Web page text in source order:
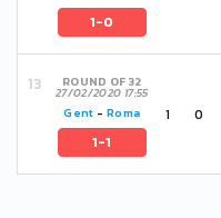
1-0
ROUND OF 32
27/02/2020 17:55
Gent - Roma
1-1
1 0